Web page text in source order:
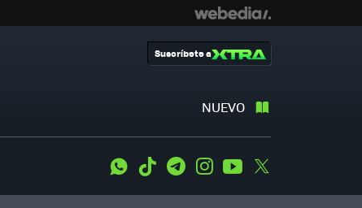
NUEVO
Suscríbete a
WhatsApp
Tiktok TelegramInstagramYoutube